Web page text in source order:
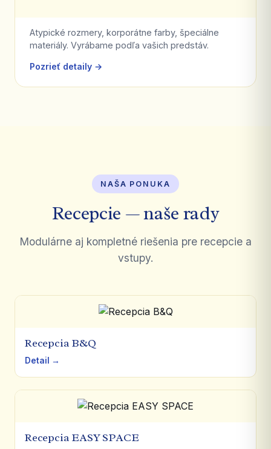
Atypické rozmery, korporátne farby, špeciálne
materiály. Vyrábame podľa vašich predstáv.
Pozrieť detaily →
NAŠA PONUKA
Recepcie — naše rady
Modulárne aj kompletné riešenia pre recepcie a
vstupy.
Recepcia B&Q
Detail →
Recepcia EASY SPACE